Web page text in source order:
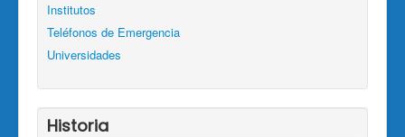
Institutos
Teléfonos de Emergencia
Universidades
Historia